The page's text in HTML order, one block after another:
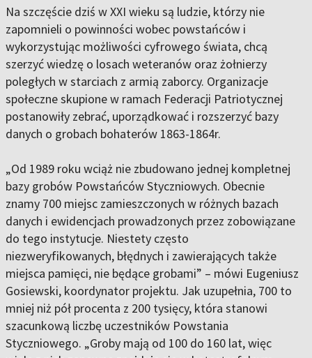
Na szczęście dziś w XXI wieku są ludzie, którzy nie
zapomnieli o powinności wobec powstańców i
wykorzystując możliwości cyfrowego świata, chcą
szerzyć wiedzę o losach weteranów oraz żołnierzy
poległych w starciach z armią zaborcy. Organizacje
społeczne skupione w ramach Federacji Patriotycznej
postanowiły zebrać, uporządkować i rozszerzyć bazy
danych o grobach bohaterów 1863-1864r.
„Od 1989 roku wciąż nie zbudowano jednej kompletnej
bazy grobów Powstańców Styczniowych. Obecnie
znamy 700 miejsc zamieszczonych w różnych bazach
danych i ewidencjach prowadzonych przez zobowiązane
do tego instytucje. Niestety często
niezweryfikowanych, błędnych i zawierających także
miejsca pamięci, nie będące grobami” – mówi Eugeniusz
Gosiewski, koordynator projektu. Jak uzupełnia, 700 to
mniej niż pół procenta z 200 tysięcy, która stanowi
szacunkową liczbę uczestników Powstania
Styczniowego. „Groby mają od 100 do 160 lat, więc